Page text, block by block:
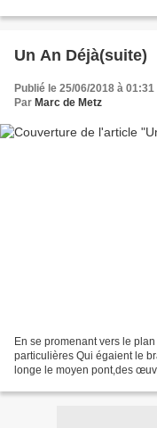
Un An Déjà(suite)
Publié le 25/06/2018 à 01:31
Par Marc de Metz
En se promenant vers le
particulières Qui égaient le
longe le moyen pont,des